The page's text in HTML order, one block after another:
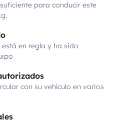
para conducir este
en regla y ha sido
con su vehículo en varios